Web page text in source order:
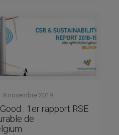
8 novembre 2019
: 1er rapport RSE
de